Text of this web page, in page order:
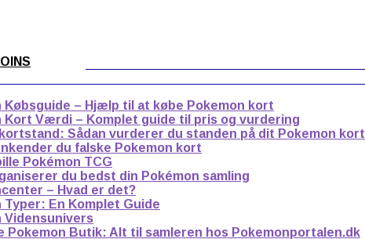
Købsguide – Hjælp til at købe Pokemon kort
Kort Værdi – Komplet guide til pris og vurdering
Sådan vurderer du standen på dit Pokemon kort
du falske Pokemon kort
Pokémon TCG
du bedst din Pokémon samling
– Hvad er det?
Typer: En Komplet Guide
Vidensunivers
Pokemon Butik: Alt til samleren hos Pokemonportalen.dk